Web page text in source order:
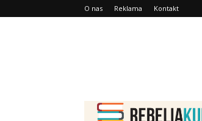
O nas Reklama Kontakt